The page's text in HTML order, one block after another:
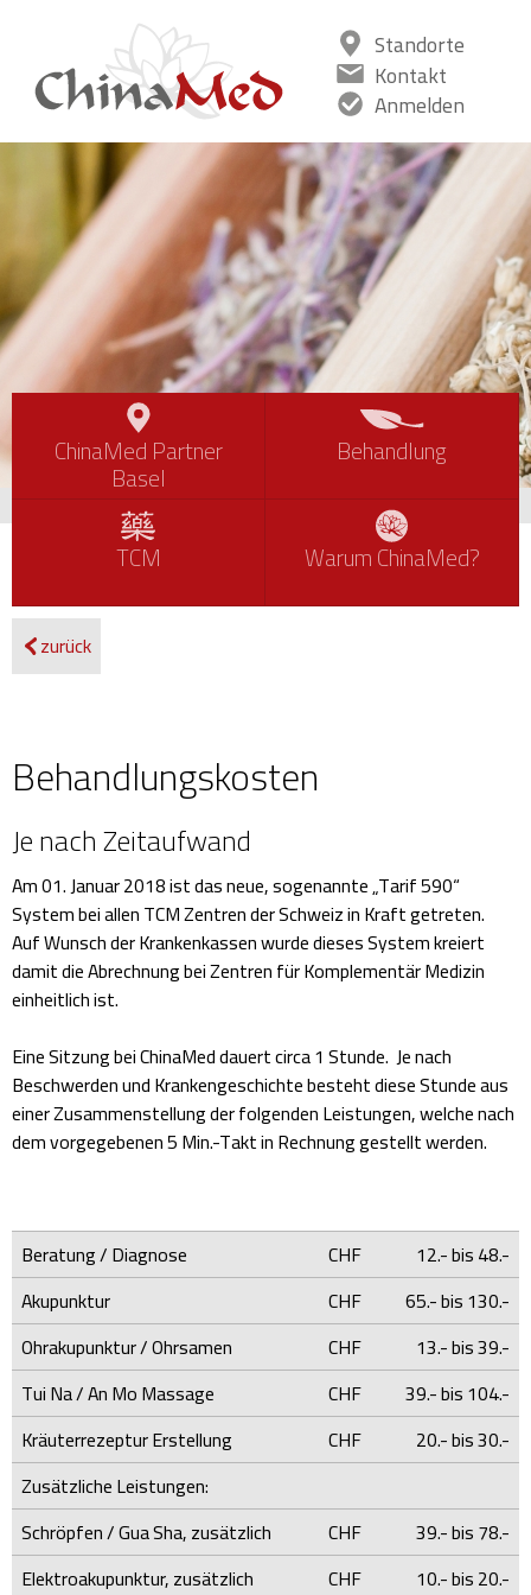
Standorte
Kontakt
Anmelden
ChinaMed Partner
Basel
Behandlung
TCM Warum ChinaMed?
zurück
Behandlungskosten
Partner
Basel
Je nach Zeitaufwand
Am 01. Januar 2018 ist das neue, sogenannte „Tarif 590“
System bei allen TCM Zentren der Schweiz in Kraft getreten.
Auf Wunsch der Krankenkassen wurde dieses System kreiert
damit die Abrechnung bei Zentren für Komplementär Medizin
einheitlich ist.
Eine Sitzung bei ChinaMed dauert circa 1 Stunde. Je nach
Beschwerden und Krankengeschichte besteht diese Stunde aus
einer Zusammenstellung der folgenden Leistungen, welche nach
dem vorgegebenen 5 Min.-Takt in Rechnung gestellt werden.
Beratung / Diagnose CHF
12.- bis 48.-
Akupunktur
CHF
65.- bis 130.-
Ohrakupunktur / Ohrsamen
CHF
13.- bis 39.-
Tui Na / An Mo Massage
CHF
39.- bis 104.-
Kräuterrezeptur Erstellung
CHF
20.- bis 30.-
Zusätzliche Leistungen:
Schröpfen / Gua Sha, zusätzlich
CHF
39.- bis 78.-
Elektroakupunktur, zusätzlich
CHF 10.- bis 20.-